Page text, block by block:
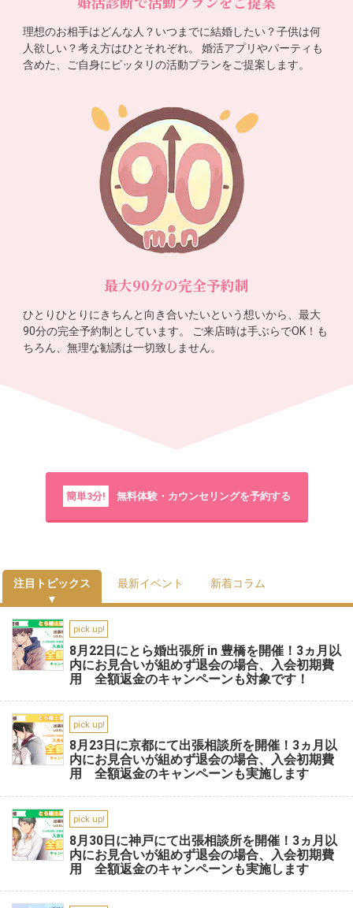
理想のお相手はどんな人？いつまでに結婚したい？子供は何
人欲しい？考え方はひとそれぞれ。 婚活アプリやパーティも
含めた、ご自身にピッタリの活動プランをご提案します。
最大90分の完全予約制
ひとりひとりにきちんと向き合いたいという想いから、最大
90分の完全予約制としています。 ご来店時は手ぶらでOK！も
ちろん、無理な勧誘は一切致しません。
簡単3分! 無料体験・カウンセリングを予約する
注目トピックス 最新イベント 新着コラム
pick up!
8月22日にとら婚出張所 in 豊橋を開催！3ヵ月以
内にお見合いが組めず退会の場合、入会初期費
用 全額返金のキャンペーンも対象です！
pick up!
8月23日に京都にて出張相談所を開催！3ヵ月以
内にお見合いが組めず退会の場合、入会初期費
用 全額返金のキャンペーンも実施します
pick up!
8月30日に神戸にて出張相談所を開催！3ヵ月以
内にお見合いが組めず退会の場合、入会初期費
用 全額返金のキャンペーンも実施します